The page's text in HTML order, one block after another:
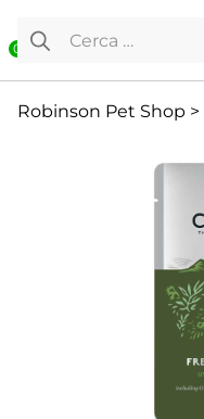
0
Ricerca per:
Robinson Pet Shop >